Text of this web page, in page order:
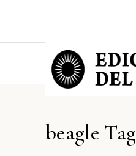
beagle Tag